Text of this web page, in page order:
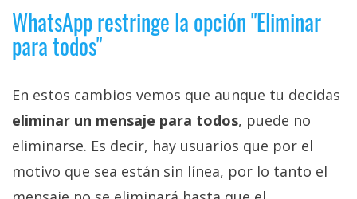
Sobre
nosotros
/
/
Cambiar
opciones
de
privacidad
/
WhatsApp restringe la opción "Eliminar
para todos"
En estos cambios vemos que aunque tu decidas
eliminar un mensaje para todos, puede no
eliminarse. Es decir, hay usuarios que por el
motivo que sea están sin línea, por lo tanto el